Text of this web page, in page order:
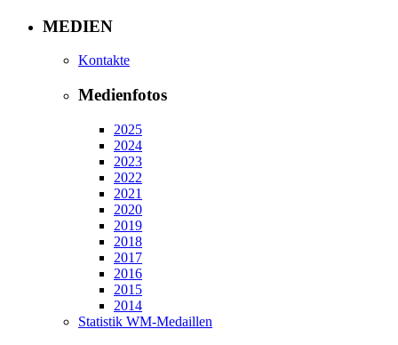
MEDIEN
Kontakte
Medienfotos
2025
2024
2023
2022
2021
2020
2019
2018
2017
2016
2015
2014
Statistik WM-Medaillen